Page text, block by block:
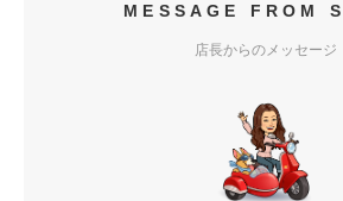
MESSAGE FROM
店長からのメッセージ